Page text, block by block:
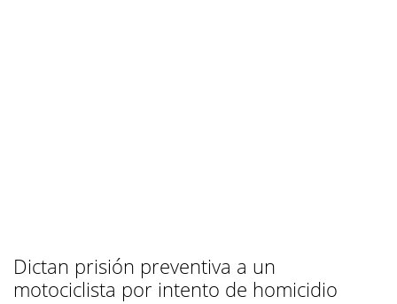
Dictan prisión preventiva a un
motociclista por intento de homicidio